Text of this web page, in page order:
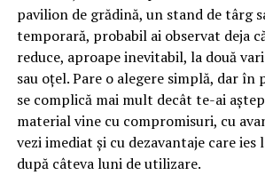
pavilion de grădină, un stand de târg
temporară, probabil ai observat deja
reduce, aproape inevitabil, la două
sau oțel. Pare o alegere simplă, dar
se complică mai mult decât te-ai
material vine cu compromisuri, cu
vezi imediat și cu dezavantaje care ies
după câteva luni de utilizare.